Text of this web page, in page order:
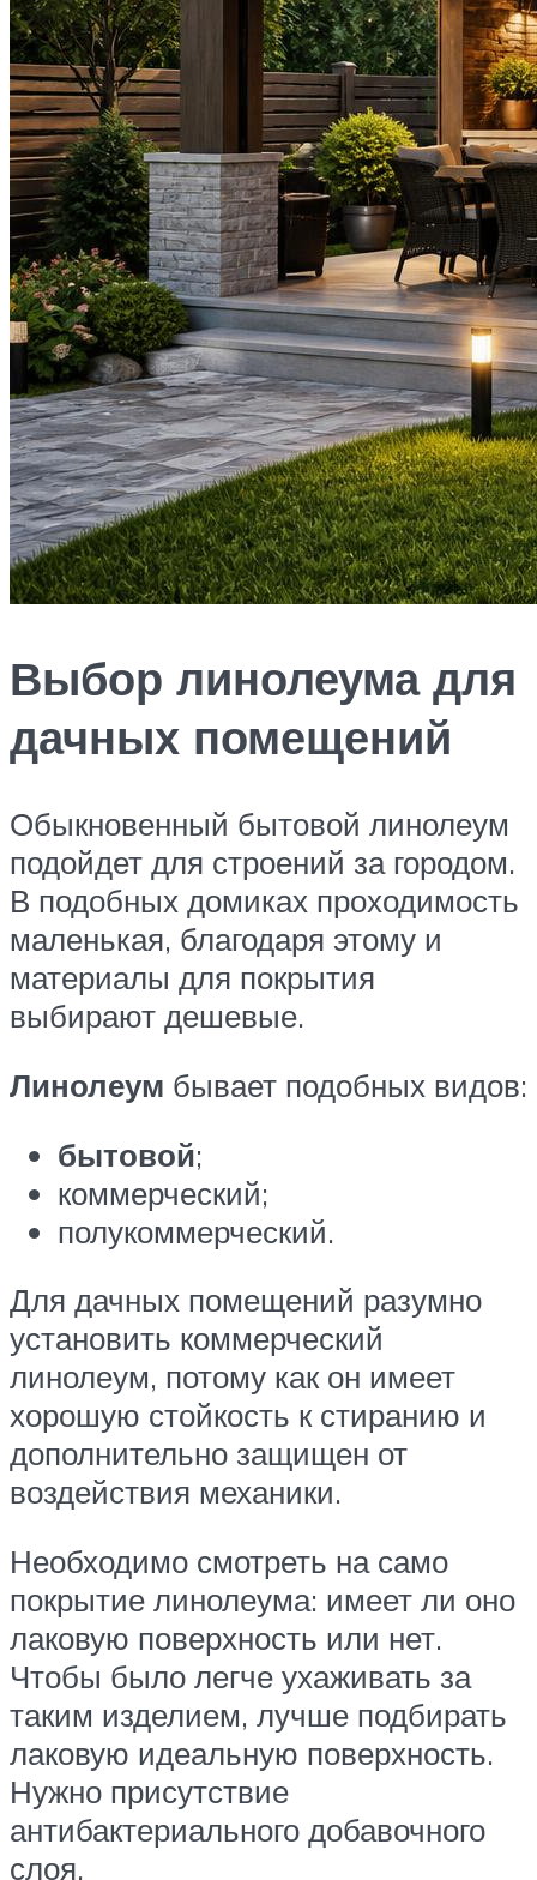
Выбор линолеума для
дачных помещений
Обыкновенный бытовой линолеум
подойдет для строений за городом.
В подобных домиках проходимость
маленькая, благодаря этому и
материалы для покрытия
выбирают дешевые.
Линолеум бывает подобных видов:
бытовой;
коммерческий;
полукоммерческий.
Для дачных помещений разумно
установить коммерческий
линолеум, потому как он имеет
хорошую стойкость к стиранию и
дополнительно защищен от
воздействия механики.
Необходимо смотреть на само
покрытие линолеума: имеет ли оно
лаковую поверхность или нет.
Чтобы было легче ухаживать за
таким изделием, лучше подбирать
лаковую идеальную поверхность.
Нужно присутствие
антибактериального добавочного
слоя.